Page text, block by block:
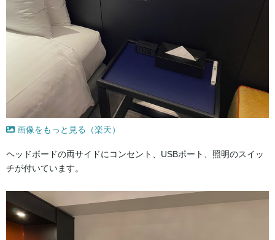
画像をもっと見る（楽天）
ヘッドボードの両サイドにコンセント、USBポート、照明のスイッ
チが付いています。